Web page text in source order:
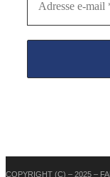
COPYRIGHT (C) – 2025 –